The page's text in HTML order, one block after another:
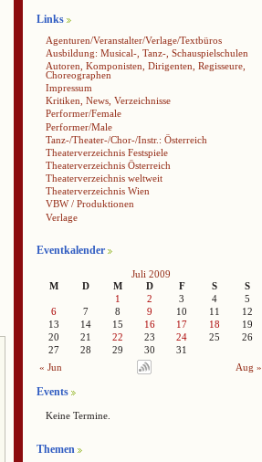
Links
Agenturen/Veranstalter/Verlage/Textbüros
Ausbildung: Musical-, Tanz-, Schauspielschulen
Autoren, Komponisten, Dirigenten, Regisseure,
Choreographen
Impressum
Kritiken, News, Verzeichnisse
Performer/Female
Performer/Male
Tanz-/Theater-/Chor-/Instr.: Österreich
Theaterverzeichnis Festspiele
Theaterverzeichnis Österreich
Theaterverzeichnis weltweit
Theaterverzeichnis Wien
VBW / Produktionen
Verlage
Eventkalender
Juli 2009
M
D M D F S
S
1
2 3 4
5
6
7 8 9 10 11
12
13
14 15 16 17 18
19
20
21 22 23 24 25
26
27
28 29 30
31
« Jun
Aug »
Events
Keine Termine.
Themen